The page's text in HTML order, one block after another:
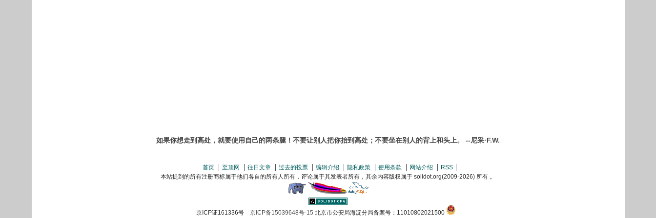
如果你想走到高处，就要使用自己的两条腿！不要让别人把你抬到高处；不要坐在别人的背上和头上。 --尼采·F.W.
首页 至顶网 往日文章 过去的投票 编辑介绍 隐私政策 使用条款 网站介绍
RSS
本站提到的所有注册商标属于他们各自的所有人所有，评论属于其发表者所有，其余内容版权属于 solidot.org(2009-2026) 所有 。
京ICP证161336号 京ICP备15039648号-15 北京市公安局海淀分局备案号：11010802021500